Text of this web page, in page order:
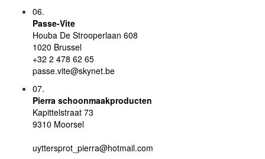
06.
Passe-Vite
Houba De Strooperlaan 608
1020 Brussel
+32 2 478 62 65
passe.vite@skynet.be
07.
Pierra schoonmaakproducten
Kapittelstraat 73
9310 Moorsel
uyttersprot_pierra@hotmail.com